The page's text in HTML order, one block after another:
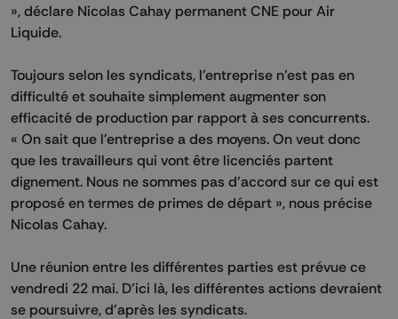
», déclare Nicolas Cahay permanent CNE pour Air
Liquide.
Toujours selon les syndicats, l’entreprise n’est pas en
difficulté et souhaite simplement augmenter son
efficacité de production par rapport à ses concurrents.
« On sait que l'entreprise a des moyens. On veut donc
que les travailleurs qui vont être licenciés partent
dignement. Nous ne sommes pas d’accord sur ce qui est
proposé en termes de primes de départ », nous précise
Nicolas Cahay.
Une réunion entre les différentes parties est prévue ce
vendredi 22 mai. D’ici là, les différentes actions devraient
se poursuivre, d’après les syndicats.